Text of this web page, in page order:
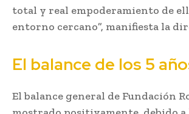
total y real empoderamiento de
entorno cercano”, manifiesta la
El balance de los 5
El balance general de Fundación